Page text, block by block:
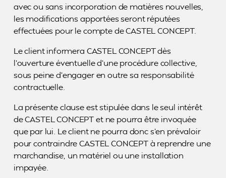
avec ou sans incorporation de matières nouvelles,
les modifications apportées seront réputées
effectuées pour le compte de CASTEL CONCEPT.
Le client informera CASTEL CONCEPT dès
l’ouverture éventuelle d’une procédure collective,
sous peine d’engager en outre sa responsabilité
contractuelle.
La présente clause est stipulée dans le seul intérêt
de CASTEL CONCEPT et ne pourra être invoquée
que par lui. Le client ne pourra donc s’en prévaloir
pour contraindre CASTEL CONCEPT à reprendre une
marchandise, un matériel ou une installation
impayée.